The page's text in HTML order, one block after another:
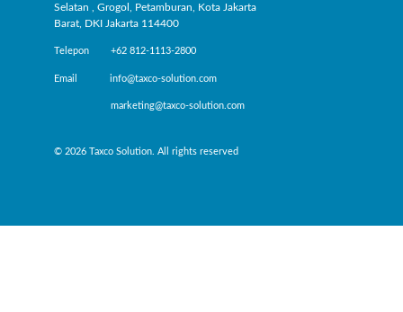
Selatan , Grogol, Petamburan, Kota Jakarta
Barat, DKI Jakarta 114400
Telepon +62 812-1113-2800
Email info@taxco-solution.com
marketing@taxco-solution.com
© 2026 Taxco Solution. All rights reserved